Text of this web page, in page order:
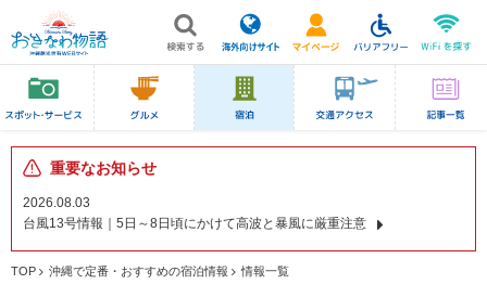
重要なお知らせ
2026.08.03
台風13号情報｜5日～8日頃にかけて高波と暴風に厳重注意
TOP 沖縄で定番・おすすめの宿泊情報 情報一覧